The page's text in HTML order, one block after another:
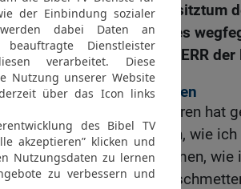
23 Und ich will es zum Besitztum
Wassersümpfen und will es
Verderbens!, spricht der HERR der
Weissagung gegen Assyrien
Der HERR der Heerscharen hat
Fürwahr, es soll geschehen, wie
und es soll zustande kommen, wie
25 Ich will den Assyrer